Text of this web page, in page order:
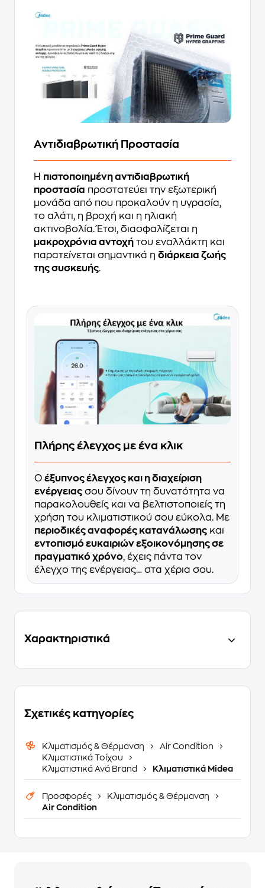
Αντιδιαβρωτική Προστασία
Η πιστοποιημένη αντιδιαβρωτική
προστασία προστατεύει την εξωτερική
μονάδα από που προκαλούν η υγρασία,
το αλάτι, η βροχή και η ηλιακή
ακτινοβολία. Έτσι, διασφαλίζεται η
μακροχρόνια αντοχή του εναλλάκτη και
παρατείνεται σημαντικά η διάρκεια ζωής
της συσκευής.
Πλήρης έλεγχος με ένα κλικ
Ο έξυπνος έλεγχος και η διαχείριση
ενέργειας σου δίνουν τη δυνατότητα να
παρακολουθείς και να βελτιστοποιείς τη
χρήση του κλιματιστικού σου εύκολα. Με
περιοδικές αναφορές κατανάλωσης και
εντοπισμό ευκαιριών εξοικονόμησης σε
πραγματικό χρόνο, έχεις πάντα τον
έλεγχο της ενέργειας… στα χέρια σου.
Χαρακτηριστικά
Σχετικές κατηγορίες
Κλιματισμός & Θέρμανση
Air Condition
Κλιματιστικά Τοίχου
Κλιματιστικά Ανά Brand
Κλιματιστικά Midea
Προσφορές
Κλιματισμός & Θέρμανση
Air Condition